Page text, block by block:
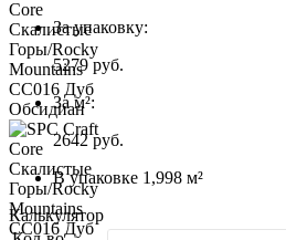
За упаковку:
5279руб.
За м²:
2642 руб.
В упаковке 1,998 м²
Калькулятор